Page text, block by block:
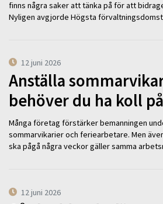
finns några saker att tänka på för att
Nyligen avgjorde Högsta
12 juni 2026
Anställa
behöver du ha koll på
Många företag förstärker bemanningen
sommarvikarier och feriearbetare. Men
ska pågå några veckor gäller samma
12 juni 2026